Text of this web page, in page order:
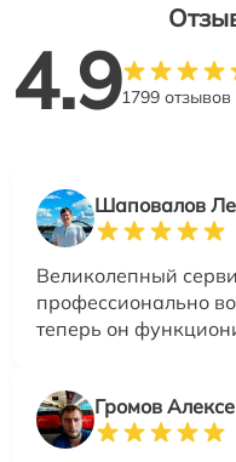
4.91799 отзывов
Шаповалов
Великолепный
профессионально
теперь он
Громов